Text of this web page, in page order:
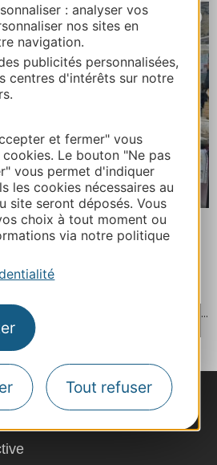
: analyser vos
nos sites en
navigation.
publicités personnalisées,
centres d'intérêts sur notre
et fermer" vous
Le bouton "Ne pas
vous permet d'indiquer
les cookies nécessaires au
site seront déposés. Vous
choix à tout moment ou
via notre politique
Tout refuser
THAI
...
...